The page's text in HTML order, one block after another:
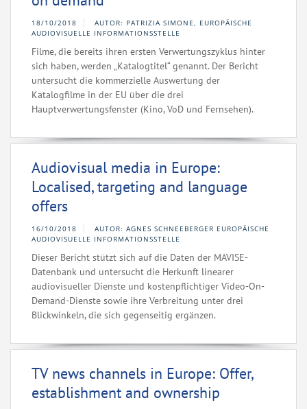
18/10/2018
AUTOR: PATRIZIA SIMONE, EUROPÄISCHE
AUDIOVISUELLE INFORMATIONSSTELLE
Filme, die bereits ihren ersten Verwertungszyklus hinter
sich haben, werden „Katalogtitel“ genannt. Der Bericht
untersucht die kommerzielle Auswertung der
Katalogfilme in der EU über die drei
Hauptverwertungsfenster (Kino, VoD und Fernsehen).
Audiovisual media in Europe:
Localised, targeting and language
offers
16/10/2018
AUTOR: AGNES SCHNEEBERGER EUROPÄISCHE
AUDIOVISUELLE INFORMATIONSSTELLE
Dieser Bericht stützt sich auf die Daten der MAVISE-
Datenbank und untersucht die Herkunft linearer
audiovisueller Dienste und kostenpflichtiger Video-On-
Demand-Dienste sowie ihre Verbreitung unter drei
Blickwinkeln, die sich gegenseitig ergänzen.
TV news channels in Europe: Offer,
establishment and ownership